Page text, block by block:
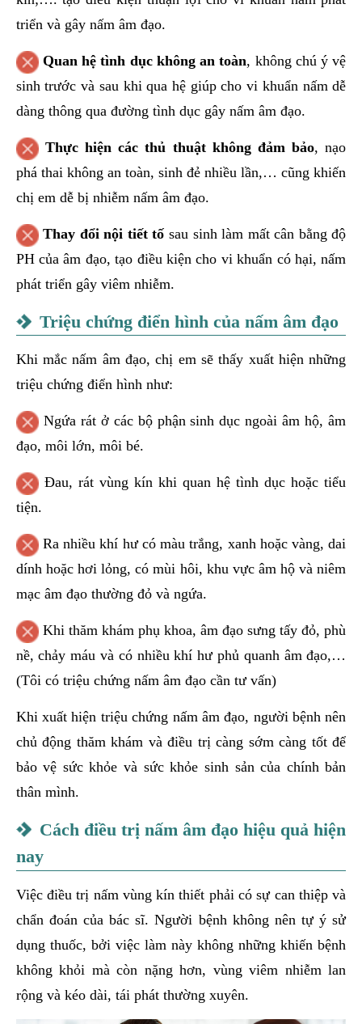
triển và gây nấm âm đạo.
Quan hệ tình dục không an toàn, không chú ý vệ
sinh trước và sau khi qua hệ giúp cho vi khuẩn nấm dễ
dàng thông qua đường tình dục gây nấm âm đạo.
Thực hiện các thủ thuật không đảm bảo, nạo
phá thai không an toàn, sinh đẻ nhiều lần,… cũng khiến
chị em dễ bị nhiễm nấm âm đạo.
Thay đổi nội tiết tốsau sinh làm mất cân bằng độ
PH của âm đạo, tạo điều kiện cho vi khuẩn có hại, nấm
phát triển gây viêm nhiễm.
Triệu chứng điển hình của nấm âm đạo
Khi mắc nấm âm đạo, chị em sẽ thấy xuất hiện những
triệu chứng điển hình như:
Ngứa rát ở các bộ phận sinh dục ngoài âm hộ, âm
đạo, môi lớn, môi bé.
Đau, rát vùng kín khi quan hệ tình dục hoặc tiểu
tiện.
Ra nhiều khí hư có màu trắng, xanh hoặc vàng, dai
dính hoặc hơi lỏng, có mùi hôi, khu vực âm hộ và niêm
mạc âm đạo thường đỏ và ngứa.
Khi thăm khám phụ khoa, âm đạo sưng tấy đỏ, phù
nề, chảy máu và có nhiều khí hư phủ quanh âm đạo,…
(Tôi có triệu chứng nấm âm đạo cần tư vấn)
Khi xuất hiện triệu chứng nấm âm đạo, người bệnh nên
chủ động thăm khám và điều trị càng sớm càng tốt để
bảo vệ sức khỏe và sức khỏe sinh sản của chính bản
thân mình.
Cách điều trị nấm âm đạo hiệu quả hiện
nay
Việc điều trị nấm vùng kín thiết phải có sự can thiệp và
chẩn đoán của bác sĩ. Người bệnh không nên tự ý sử
dụng thuốc, bởi việc làm này không những khiến bệnh
không khỏi mà còn nặng hơn, vùng viêm nhiễm lan
rộng và kéo dài, tái phát thường xuyên.